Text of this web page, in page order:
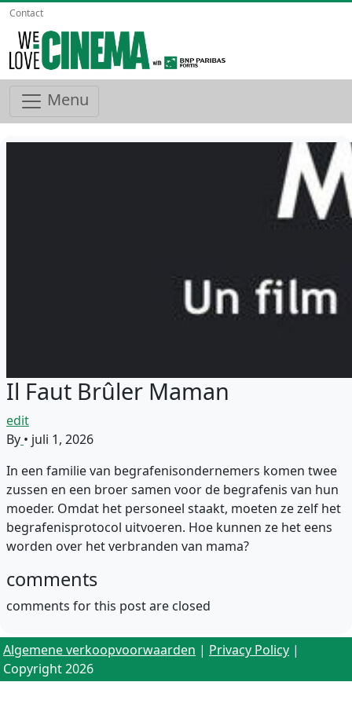
Contact
Menu
Il Faut Brûler Maman
edit
By • juli 1, 2026
In een familie van begrafenisondernemers komen twee
zussen en een broer samen voor de begrafenis van hun
moeder. Omdat het personeel staakt, moeten ze zelf het
begrafenisprotocol uitvoeren. Hoe kunnen ze het eens
worden over het verbranden van mama?
comments
comments for this post are closed
Algemene verkoopvoorwaarden | Privacy Policy |
Copyright 2026